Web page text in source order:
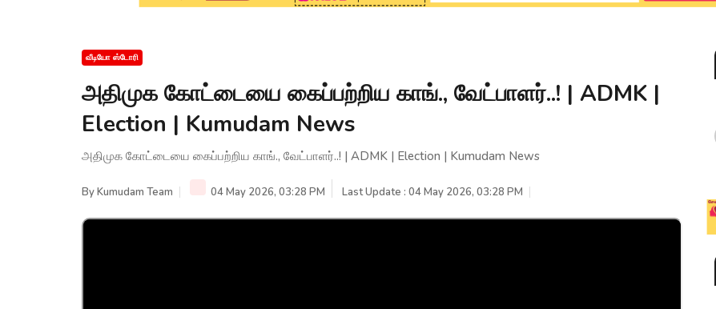
வீடியோ ஸ்டோரி
அதிமுக கோட்டையை கைப்பற்றிய காங்., வேட்பாளர்..! | ADMK |
Election | Kumudam News
அதிமுக கோட்டையை கைப்பற்றிய காங்., வேட்பாளர்..! | ADMK | Election | Kumudam News
ByKumudam Team 04 May 2026, 03:28 PM Last Update : 04 May 2026, 03:28 PM